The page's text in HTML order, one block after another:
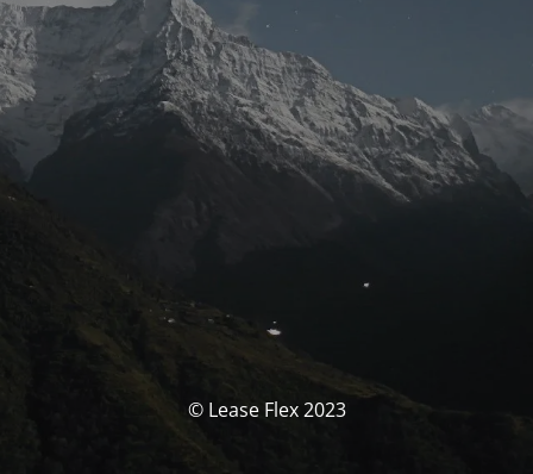
© Lease Flex 2023